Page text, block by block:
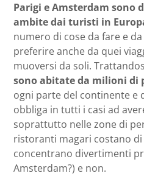
Parigi e Amsterdam sono
ambite dai turisti in
numero di cose da fare e
preferire anche da quei
muoversi da soli.
sono abitate da milioni di
ogni parte del continente e
obbliga in tutti i casi ad
soprattutto nelle zone di
ristoranti magari costano
concentrano divertimenti
Amsterdam?) e non.